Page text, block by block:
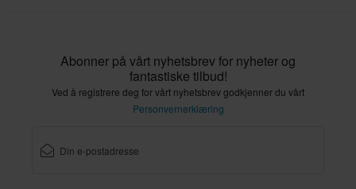
Abonner på vårt nyhetsbrev for nyheter og
fantastiske tilbud!
Ved å registrere deg for vårt nyhetsbrev godkjenner du vårt
Personvernerklæring